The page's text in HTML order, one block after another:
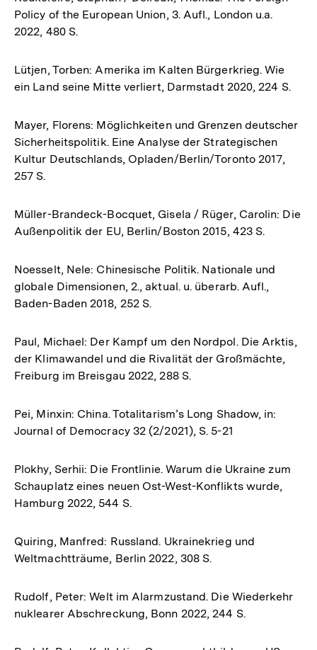
Policy of the European Union, 3. Aufl., London u.a.
2022, 480 S.
Lütjen, Torben: Amerika im Kalten Bürgerkrieg. Wie
ein Land seine Mitte verliert, Darmstadt 2020, 224 S.
Mayer, Florens: Möglichkeiten und Grenzen deutscher
Sicherheitspolitik. Eine Analyse der Strategischen
Kultur Deutschlands, Opladen/Berlin/Toronto 2017,
257 S.
Müller-Brandeck-Bocquet, Gisela / Rüger, Carolin: Die
Außenpolitik der EU, Berlin/Boston 2015, 423 S.
Noesselt, Nele: Chinesische Politik. Nationale und
globale Dimensionen, 2., aktual. u. überarb. Aufl.,
Baden-Baden 2018, 252 S.
Paul, Michael: Der Kampf um den Nordpol. Die Arktis,
der Klimawandel und die Rivalität der Großmächte,
Freiburg im Breisgau 2022, 288 S.
Pei, Minxin: China. Totalitarism’s Long Shadow, in:
Journal of Democracy 32 (2/2021), S. 5-21
Plokhy, Serhii: Die Frontlinie. Warum die Ukraine zum
Schauplatz eines neuen Ost-West-Konflikts wurde,
Hamburg 2022, 544 S.
Quiring, Manfred: Russland. Ukrainekrieg und
Weltmachtträume, Berlin 2022, 308 S.
Rudolf, Peter: Welt im Alarmzustand. Die Wiederkehr
nuklearer Abschreckung, Bonn 2022, 244 S.